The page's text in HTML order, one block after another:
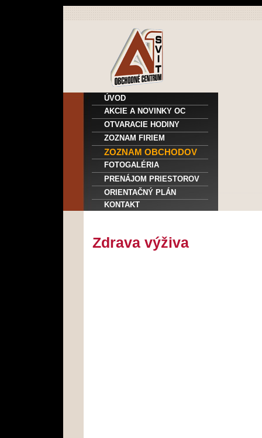
ÚVOD
AKCIE A NOVINKY OC
OTVARACIE HODINY
ZOZNAM FIRIEM
ZOZNAM OBCHODOV
FOTOGALÉRIA
PRENÁJOM PRIESTOROV
ORIENTAČNÝ PLÁN
KONTAKT
Zdrava výživa